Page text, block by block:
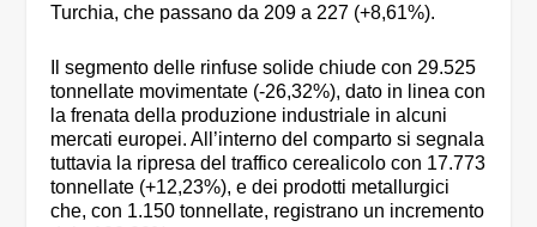
Turchia, che passano da 209 a 227 (+8,61%).
Il segmento delle rinfuse solide chiude con 29.525
tonnellate movimentate (-26,32%), dato in linea con
la frenata della produzione industriale in alcuni
mercati europei. All’interno del comparto si segnala
tuttavia la ripresa del traffico cerealicolo con 17.773
tonnellate (+12,23%), e dei prodotti metallurgici
che, con 1.150 tonnellate, registrano un incremento